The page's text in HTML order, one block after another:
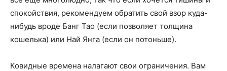
спокойствия, рекомендуем обратить свой взор куда-
нибудь вроде Банг Тао (если позволяет толщина
кошелька) или Най Янга (если он потоньше).
Ковидные времена налагают свои ограничения. Вам